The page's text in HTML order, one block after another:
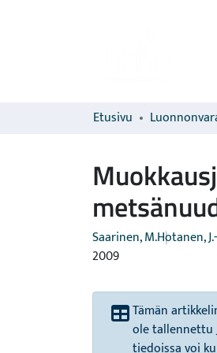
Etusivu
Saarinen, M.Hotanen,
2009
Tämän
ole tallennettu
tiedoissa voi